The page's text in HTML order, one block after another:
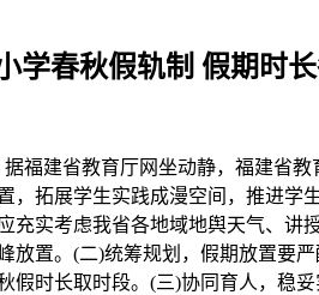
学春秋假轨制 假期时
建省教育厅网坐动静，福建省教
，拓展学生实践成漫空间，推进学
充实考虑我省各地域地舆天气、讲
放置。(二)统筹规划，假期放置要
假时长取时段。(三)协同育人，稳